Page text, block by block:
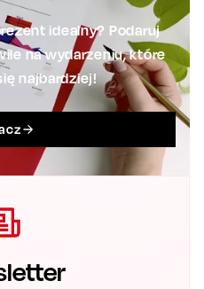
idealny? Podaruj
na wydarzeniu, które
najbardziej!